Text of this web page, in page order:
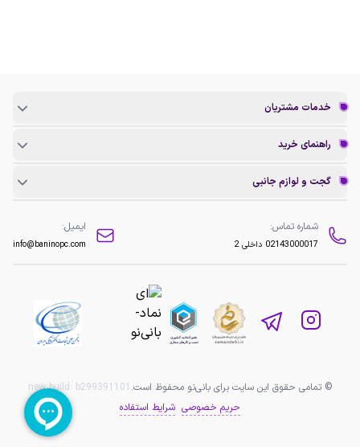
خدمات مشتریان
راهنمای خرید
گجت و لوازم جانبی
شماره تماس:
02143000017 داخلی 2
ایمیل:
info@baninopc.com
© تمامی حقوق این سایت برای بانی‌نو محفوظ است. new build: b299391101
حریم خصوصی شرایط استفاده